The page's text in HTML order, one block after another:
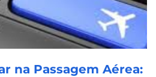
na Passagem Aérea: